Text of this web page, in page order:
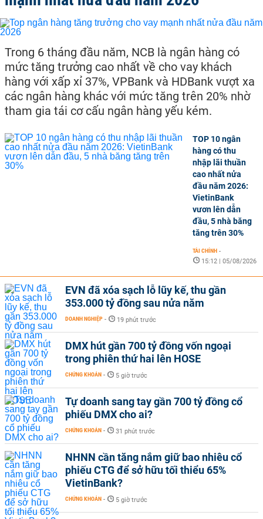
Trong 6 tháng đầu năm, NCB là ngân hàng có
mức tăng trưởng cao nhất về cho vay khách
hàng với xấp xỉ 37%, VPBank và HDBank vượt xa
các ngân hàng khác với mức tăng trên 20% nhờ
tham gia tái cơ cấu ngân hàng yếu kém.
TOP 10 ngân
hàng có thu
nhập lãi thuần
cao nhất nửa
đầu năm 2026:
VietinBank
vươn lên dẫn
đầu, 5 nhà băng
tăng trên 30%
TÀI CHÍNH -
15:12 | 05/08/2026
EVN đã xóa sạch lỗ lũy kế, thu gần
353.000 tỷ đồng sau nửa năm
DOANH NGHIỆP - 19 phút trước
DMX hút gần 700 tỷ đồng vốn ngoại
trong phiên thứ hai lên HOSE
CHỨNG KHOÁN - 5 giờ trước
Tự doanh sang tay gần 700 tỷ đồng cổ
phiếu DMX cho ai?
CHỨNG KHOÁN - 31 phút trước
NHNN cần tăng nắm giữ bao nhiêu cổ
phiếu CTG để sở hữu tối thiểu 65%
VietinBank?
CHỨNG KHOÁN - 5 giờ trước